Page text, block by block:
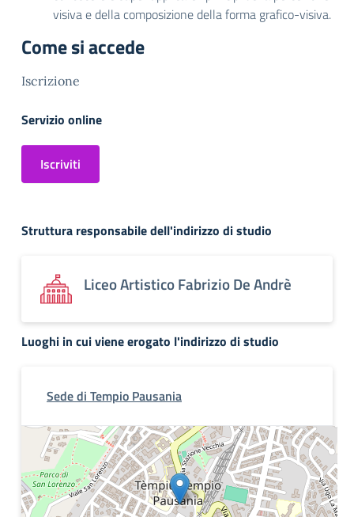
visiva e della composizione della forma grafico-visiva.
Come si accede
Iscrizione
Servizio online
Iscriviti
Struttura responsabile dell'indirizzo di studio
Liceo Artistico Fabrizio De Andrè
Luoghi in cui viene erogato l'indirizzo di studio
Sede di Tempio Pausania